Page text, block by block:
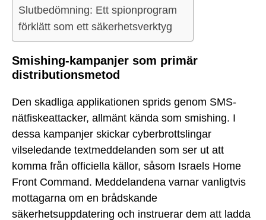
Slutbedömning: Ett spionprogram
förklätt som ett säkerhetsverktyg
Smishing-kampanjer som primär
distributionsmetod
Den skadliga applikationen sprids genom SMS-
nätfiskeattacker, allmänt kända som smishing. I
dessa kampanjer skickar cyberbrottslingar
vilseledande textmeddelanden som ser ut att
komma från officiella källor, såsom Israels Home
Front Command. Meddelandena varnar vanligtvis
mottagarna om en brådskande
säkerhetsuppdatering och instruerar dem att ladda